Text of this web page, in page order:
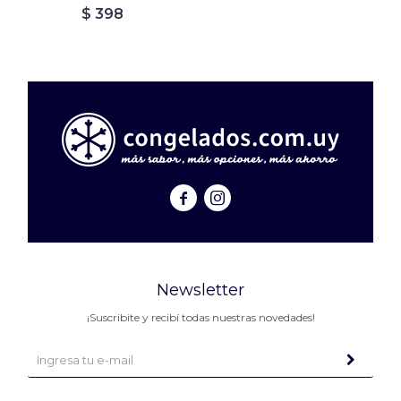
$ 398
 
Newsletter
¡Suscribite y recibí todas nuestras novedades!